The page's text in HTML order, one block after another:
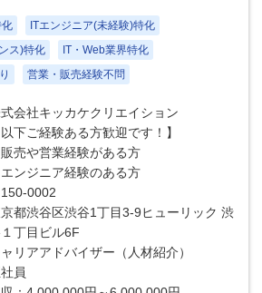
化
ITエンジニア(未経験)特化
ス)特化
IT・Web業界特化
営業・販売経験不問
会社キッカケクリエイション
以下ご経験ある方歓迎です！】
販売や営業経験がある方
エンジニア経験のある方
0002
都渋谷区渋谷1丁目3-9ヒューリック 渋
丁目ビル6F
リアアドバイザー（人材紹介）
員